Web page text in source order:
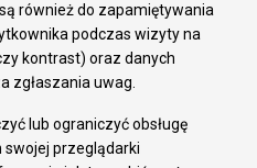
również do zapamiętywania
podczas wizyty na
kontrast) oraz danych
zgłaszania uwag.
lub ograniczyć obsługę
swojej przeglądarki